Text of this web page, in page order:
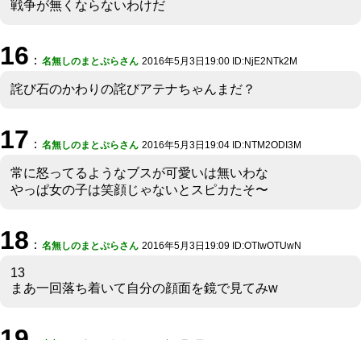
戦争が無くならないわけだ
16 ： 名無しのまとぷらさん 2016年5月3日19:00 ID:NjE2NTk2M
詫び石のかわりの詫びアテナちゃんまだ？
17 ： 名無しのまとぷらさん 2016年5月3日19:04 ID:NTM2ODI3M
常に怒ってるようなブスが可愛いは無いわな
やっぱ女の子は笑顔じゃないとスピカたそ〜
18 ： 名無しのまとぷらさん 2016年5月3日19:09 ID:OTIwOTUwN
13
まあ一回落ち着いて自分の顔面を鏡で見てみw